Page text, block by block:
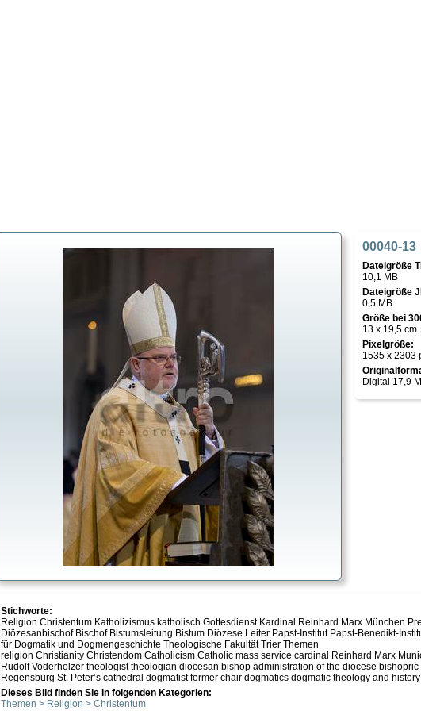
00040-13
Dateigröße
10,1 MB
Dateigröße
0,5 MB
Größe bei
13 x 19,5 cm
Pixelgröße:
1535 x 2303
Digital 17,9
Stichworte:
Religion Christentum Katholizismus katholisch Gottesdienst Kardinal Reinhard Marx München
Diözesanbischof Bischof Bistumsleitung Bistum Diözese Leiter Papst-Institut Papst-Benedikt-
für Dogmatik und Dogmengeschichte Theologische Fakultät Trier Themen
religion Christianity Christendom Catholicism Catholic mass service cardinal Reinhard Marx
Rudolf Voderholzer theologist theologian diocesan bishop administration of the diocese
Regensburg St. Peter’s cathedral dogmatist former chair dogmatics dogmatic theology and
Dieses Bild finden Sie in folgenden Kategorien:
Themen > Religion > Christentum